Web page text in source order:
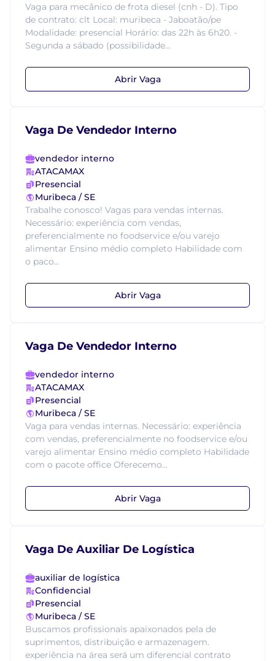
Vaga para mecânico de frota diesel (cnh - D). Tipo
de contrato: clt Local: muribeca - Jaboatão/pe
Modalidade: presencial Horário: das 22h às 6h20. -
Segunda a sábado (possibilidade...
Abrir Vaga
Vaga De Vendedor Interno
vendedor interno
ATACAMAX
Presencial
Muribeca / SE
Trabalhe conosco! Vagas para vendas internas.
Necessário: experiência com vendas,
preferencialmente no foodservice e/ou varejo
alimentar Ensino médio completo Habilidade com
o paco...
Abrir Vaga
Vaga De Vendedor Interno
vendedor interno
ATACAMAX
Presencial
Muribeca / SE
Vaga para vendas internas. Necessário: experiência
com vendas, preferencialmente no foodservice e/ou
varejo alimentar Ensino médio completo Habilidade
com o pacote office Oferecemo...
Abrir Vaga
Vaga De Auxiliar De Logística
auxiliar de logística
Confidencial
Presencial
Muribeca / SE
Buscamos profissionais apaixonados pela de
suprimentos, distribuição e armazenagem.
experiência na área será um diferencial contrato